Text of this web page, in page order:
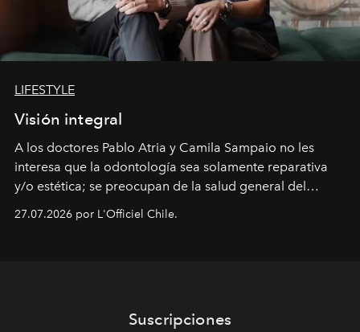
LIFESTYLE
Visión integral
A los doctores Pablo Atria y Camila Sampaio no les
interesa que la odontología sea solamente reparativa
y/o estética; se preocupan de la salud general del
paciente y entienden la prevención como una arista
intransable.
27.07.2026 por L'Officiel Chile.
Suscripciones